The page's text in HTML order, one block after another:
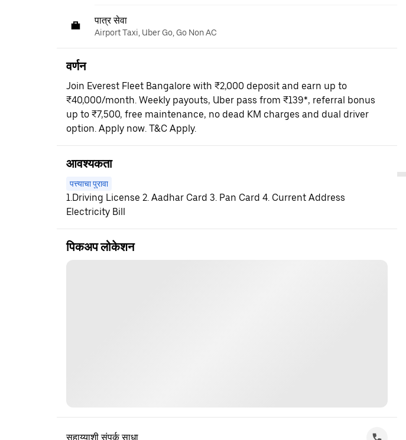
पात्र सेवा
Airport Taxi, Uber Go, Go Non AC
वर्णन
Join Everest Fleet Bangalore with ₹2,000 deposit and earn up to
₹40,000/month. Weekly payouts, Uber pass from ₹139*, referral bonus
up to ₹7,500, free maintenance, no dead KM charges and dual driver
option. Apply now. T&C Apply.
आवश्यकता
पत्त्याचा पुरावा
1.Driving License 2. Aadhar Card 3. Pan Card 4. Current Address
Electricity Bill
पिकअप लोकेशन
सहाय्याशी संपर्क साधा